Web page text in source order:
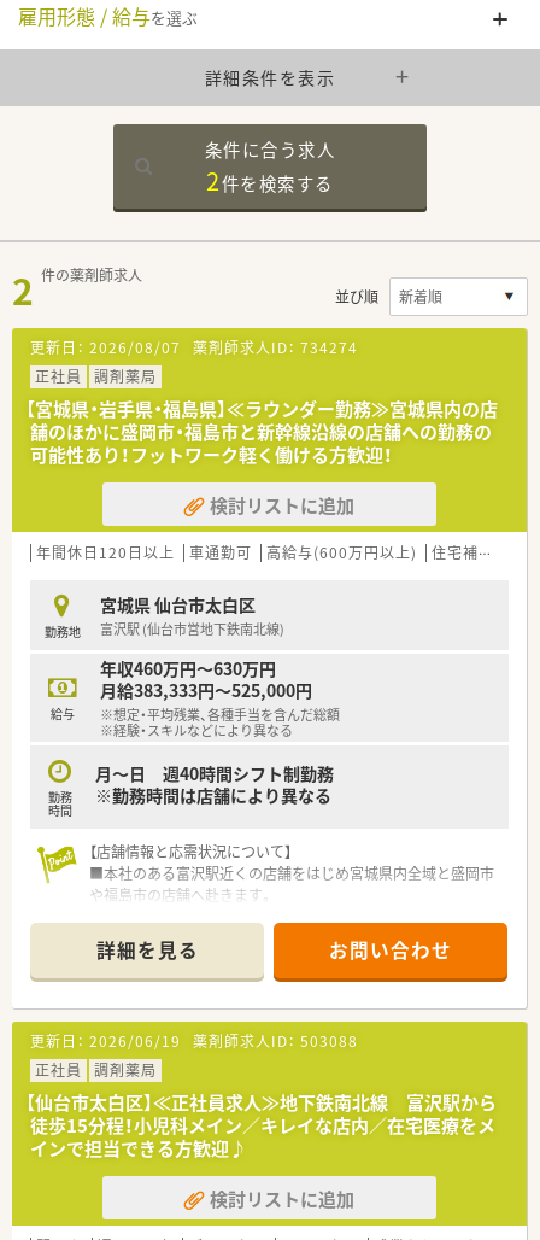
雇用形態 / 給与を選ぶ
詳細条件を表示
条件に合う求人
2件を検索する
2 件の薬剤師求人
並び順
更新日： 2026/08/07 薬剤師求人ID： 734274
正社員
調剤薬局
【宮城県・岩手県・福島県】≪ラウンダー勤務≫宮城県内の店
舗のほかに盛岡市・福島市と新幹線沿線の店舗への勤務の
可能性あり！フットワーク軽く働ける方歓迎！
検討リストに追加
年間休日120日以上 車通勤可 高給与(600万円以上) 住宅補助(手当)あり
勤務地
宮城県 仙台市太白区
富沢駅 (仙台市営地下鉄南北線)
給与
年収460万円～630万円
月給383,333円～525,000円
※想定・平均残業、各種手当を含んだ総額
※経験・スキルなどにより異なる
勤務
時間
月～日 週40時間シフト制勤務
※勤務時間は店舗により異なる
【店舗情報と応需状況について】
■本社のある富沢駅近くの店舗をはじめ宮城県内全域と盛岡市
や福島市の店舗へ赴きます。
積んでスキルアップが可能。
■各現場では20代から60代まで温かいスタッフが在籍していま
す。平均年齢は男性39歳、女性35歳です！
【想定されるキャリアイメージ】
■東北エリアの多様な現場を経験し高い対応力を身につけま
す。
■現場での経験を評価され将来はマネジメント職も目指せま
す。
■本部の業務や新規店舗の立ち上げ支援などへ挑戦可能です。
【こんな取り組みをしています】
■本部所属のヘルプ体制を強化し現場の働きやすさを高めま
す。
詳細を見る お問い合わせ
更新日： 2026/06/19 薬剤師求人ID： 503088
正社員
調剤薬局
【仙台市太白区】≪正社員求人≫地下鉄南北線 富沢駅から
徒歩15分程！小児科メイン／キレイな店内／在宅医療をメ
インで担当できる方歓迎♪
検討リストに追加